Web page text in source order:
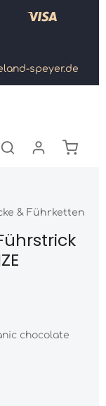
speyer.de
& Führketten